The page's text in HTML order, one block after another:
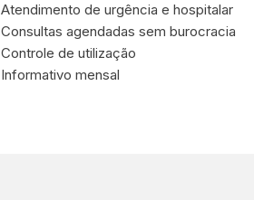
Atendimento de urgência e hospitalar
Consultas agendadas sem burocracia
Controle de utilização
Informativo mensal